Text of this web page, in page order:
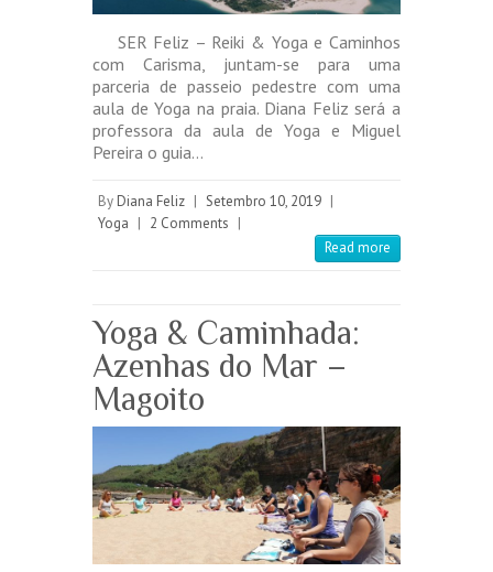
SER Feliz – Reiki & Yoga e Caminhos
com Carisma, juntam-se para uma
parceria de passeio pedestre com uma
aula de Yoga na praia. Diana Feliz será a
professora da aula de Yoga e Miguel
Pereira o guia…
By Diana Feliz | Setembro 10, 2019 |
Yoga | 2 Comments |
Read more
Yoga & Caminhada:
Azenhas do Mar –
Magoito